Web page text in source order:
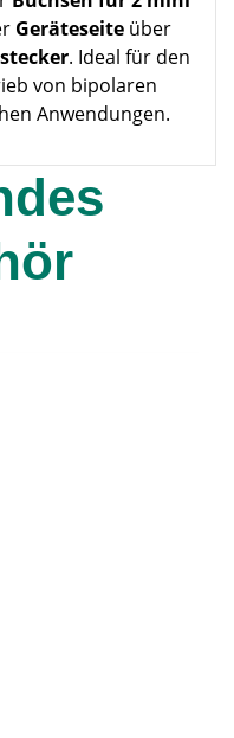
Geräteseite über
. Ideal für den
von bipolaren
Anwendungen.